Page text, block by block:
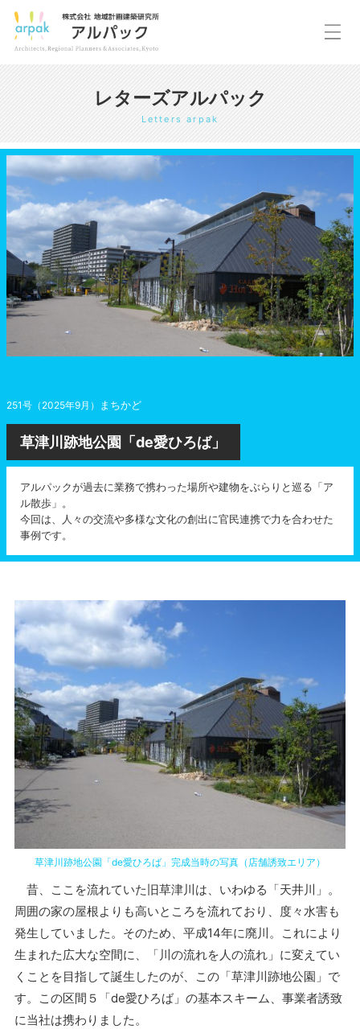
レターズアルパック
Letters arpak
251号（2025年9月） まちかど
草津川跡地公園「de愛ひろば」
アルパックが過去に業務で携わった場所や建物をぶらりと巡る「ア
ル散歩」。
今回は、人々の交流や多様な文化の創出に官民連携で力を合わせた
事例です。
草津川跡地公園「de愛ひろば」完成当時の写真（店舗誘致エリア）
昔、ここを流れていた旧草津川は、いわゆる「天井川」。
周囲の家の屋根よりも高いところを流れており、度々水害も
発生していました。そのため、平成14年に廃川。これにより
生まれた広大な空間に、「川の流れを人の流れ」に変えてい
くことを目指して誕生したのが、この「草津川跡地公園」で
す。この区間５「de愛ひろば」の基本スキーム、事業者誘致
に当社は携わりました。